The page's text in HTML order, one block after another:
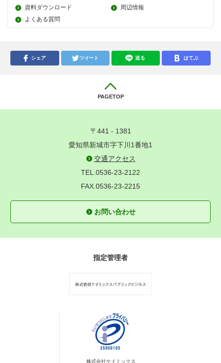
資料ダウンロード
周辺情報
よくある質問
シェア ツイート 送る はてぶ
PAGETOP
〒441 - 1381
愛知県新城市字下川1番地1
交通アクセス
TEL.0536-23-2122
FAX.0536-23-2215
お問い合わせ
指定管理者
株式会社ケイミックス